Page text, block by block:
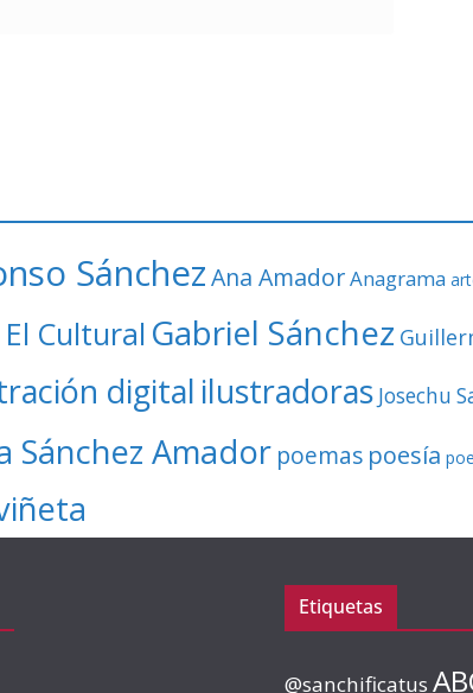
SánchezAna AmadorAnagrama
El Cultural Gabriel Sánchez
digital ilustradoras Josechu
Sánchez Amador poemas poesía
Etiquetas
@sanchificatus